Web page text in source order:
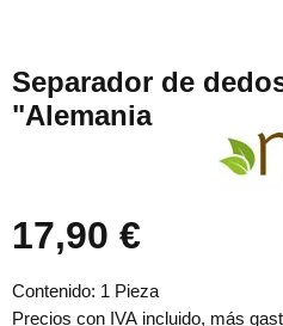
Separador de
"Alemania
Precio normal:
17,90 €
Contenido: 1 Pieza
Precios con IVA incluido, más